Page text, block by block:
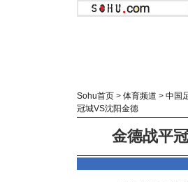
Sohu首页 > 体育频道 > 中国
冠城VS沈阳金德
金德战平